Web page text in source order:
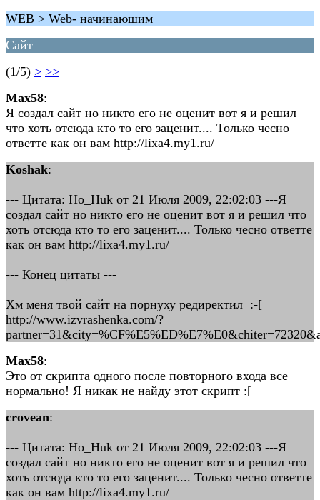
WEB > Web- начинаюшим
Сайт
(1/5) > >>
Max58:
Я создал сайт но никто его не оценит вот я и решил
что хоть отсюда кто то его заценит.... Только чесно
ответте как он вам http://lixa4.my1.ru/
Koshak:
--- Цитата: Ho_Huk от 21 Июля 2009, 22:02:03 ---Я
создал сайт но никто его не оценит вот я и решил что
хоть отсюда кто то его заценит.... Только чесно ответте
как он вам http://lixa4.my1.ru/
--- Конец цитаты ---
Хм меня твой сайт на порнуху редиректил :-[
http://www.izvrashenka.com/?
Max58:
Это от скрипта одного после повторного входа все
нормально! Я никак не найду этот скрипт :[
crovean:
--- Цитата: Ho_Huk от 21 Июля 2009, 22:02:03 ---Я
создал сайт но никто его не оценит вот я и решил что
хоть отсюда кто то его заценит.... Только чесно ответте
как он вам http://lixa4.my1.ru/